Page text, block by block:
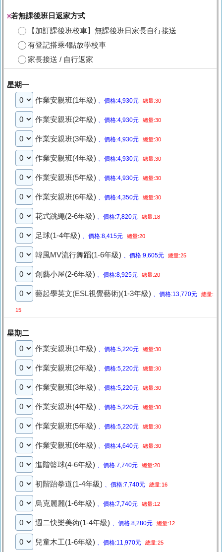
※若無課後班日返家方式
【加訂課後班校車】無課後班日家長自行接送
有登記搭乘4點放學校車
家長接送 / 自行返家
星期一
作業安親班(1年級) 、價格:4,930元 總量:30
作業安親班(2年級) 、價格:4,930元 總量:30
作業安親班(3年級) 、價格:4,930元 總量:30
作業安親班(4年級) 、價格:4,930元 總量:30
作業安親班(5年級) 、價格:4,930元 總量:30
作業安親班(6年級) 、價格:4,350元 總量:30
花式跳繩(2-6年級) 、價格:7,820元 總量:18
足球(1-4年級) 、價格:8,415元 總量:20
韓風MV流行舞蹈(1-6年級) 、價格:9,605元 總量:25
創藝小屋(2-6年級) 、價格:8,925元 總量:20
藝起學英文(ESL視覺藝術)(1-3年級) 、價格:13,770元 總量:
15
星期二
作業安親班(1年級) 、價格:5,220元 總量:30
作業安親班(2年級) 、價格:5,220元 總量:30
作業安親班(3年級) 、價格:5,220元 總量:30
作業安親班(4年級) 、價格:5,220元 總量:30
作業安親班(5年級) 、價格:5,220元 總量:30
作業安親班(6年級) 、價格:4,640元 總量:30
進階籃球(4-6年級) 、價格:7,740元 總量:20
初階跆拳道(1-4年級) 、價格:7,740元 總量:16
烏克麗麗(1-6年級) 、價格:7,740元 總量:12
週二快樂美術(1-4年級) 、價格:8,280元 總量:12
兒童木工(1-6年級) 、價格:11,970元 總量:25